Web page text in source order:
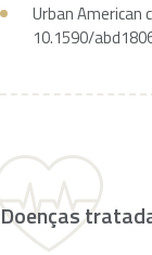
Urban American
10.1590/
Doenças